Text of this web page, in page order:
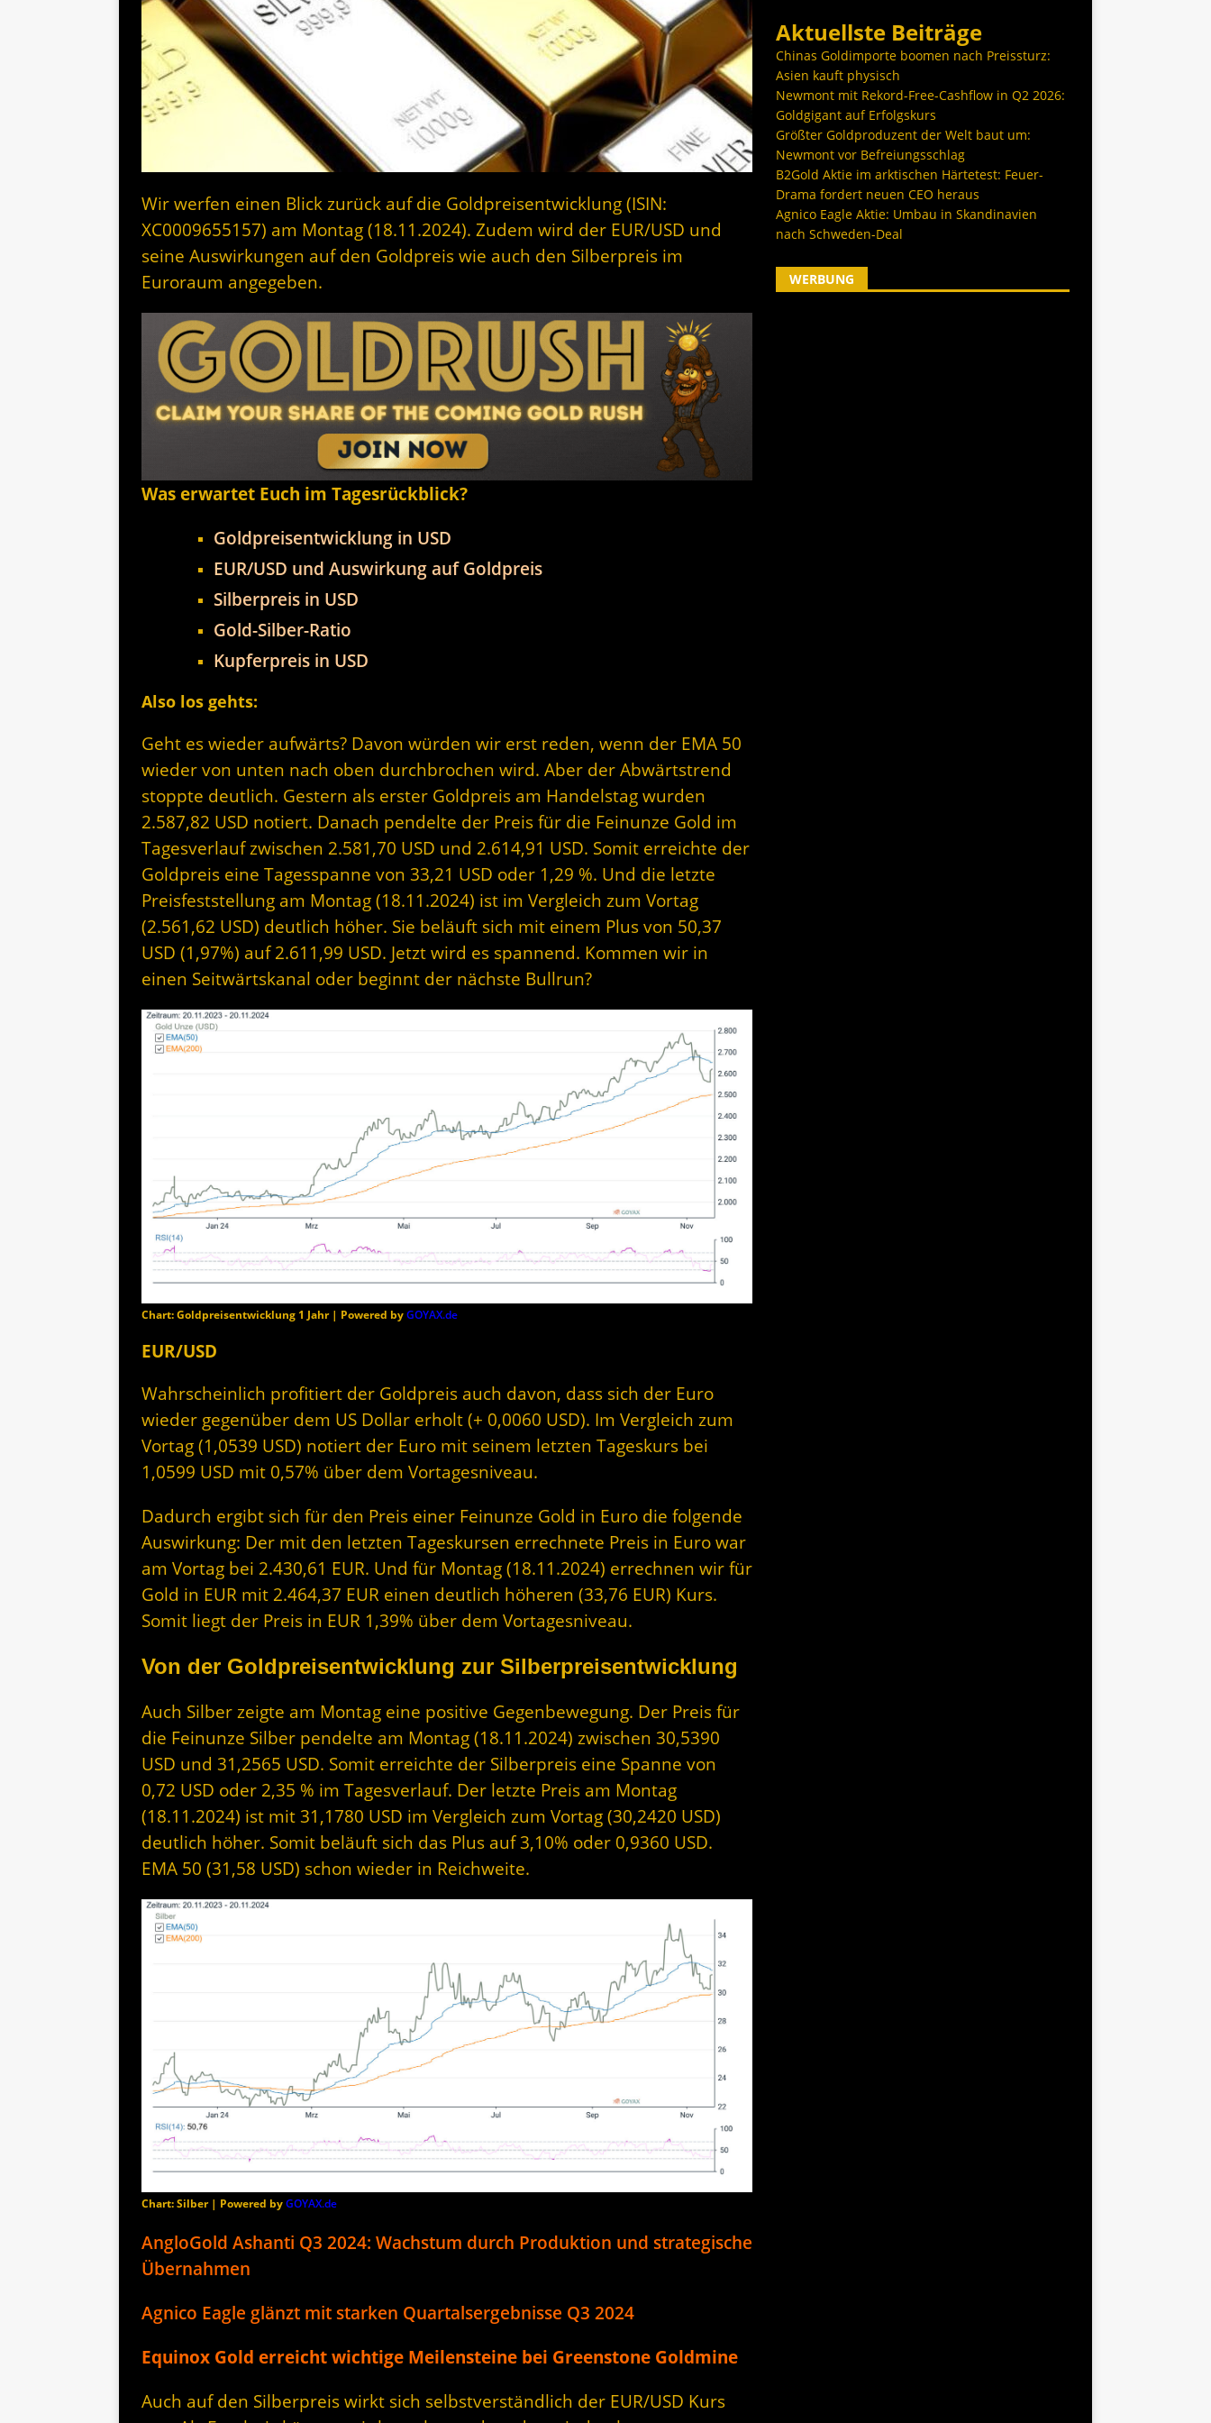
Wir werfen einen Blick zurück auf die Goldpreisentwicklung (ISIN:
XC0009655157) am Montag (18.11.2024). Zudem wird der EUR/USD und
seine Auswirkungen auf den Goldpreis wie auch den Silberpreis im
Euroraum angegeben.
Was erwartet Euch im Tagesrückblick?
Goldpreisentwicklung in USD
EUR/USD und Auswirkung auf Goldpreis
Silberpreis in USD
Gold-Silber-Ratio
Kupferpreis in USD
Also los gehts:
Geht es wieder aufwärts? Davon würden wir erst reden, wenn der EMA 50
wieder von unten nach oben durchbrochen wird. Aber der Abwärtstrend
stoppte deutlich. Gestern als erster Goldpreis am Handelstag wurden
2.587,82 USD notiert. Danach pendelte der Preis für die Feinunze Gold im
Tagesverlauf zwischen 2.581,70 USD und 2.614,91 USD. Somit erreichte der
Goldpreis eine Tagesspanne von 33,21 USD oder 1,29 %. Und die letzte
Preisfeststellung am Montag (18.11.2024) ist im Vergleich zum Vortag
(2.561,62 USD) deutlich höher. Sie beläuft sich mit einem Plus von 50,37
USD (1,97%) auf 2.611,99 USD. Jetzt wird es spannend. Kommen wir in
einen Seitwärtskanal oder beginnt der nächste Bullrun?
Chart: Goldpreisentwicklung 1 Jahr | Powered byGOYAX.de
EUR/USD
Wahrscheinlich profitiert der Goldpreis auch davon, dass sich der Euro
wieder gegenüber dem US Dollar erholt (+ 0,0060 USD). Im Vergleich zum
Vortag (1,0539 USD) notiert der Euro mit seinem letzten Tageskurs bei
1,0599 USD mit 0,57% über dem Vortagesniveau.
Dadurch ergibt sich für den Preis einer Feinunze Gold in Euro die folgende
Auswirkung: Der mit den letzten Tageskursen errechnete Preis in Euro war
am Vortag bei 2.430,61 EUR. Und für Montag (18.11.2024) errechnen wir für
Gold in EUR mit 2.464,37 EUR einen deutlich höheren (33,76 EUR) Kurs.
Somit liegt der Preis in EUR 1,39% über dem Vortagesniveau.
Von der Goldpreisentwicklung zur Silberpreisentwicklung
Auch Silber zeigte am Montag eine positive Gegenbewegung. Der Preis für
die Feinunze Silber pendelte am Montag (18.11.2024) zwischen 30,5390
USD und 31,2565 USD. Somit erreichte der Silberpreis eine Spanne von
0,72 USD oder 2,35 % im Tagesverlauf. Der letzte Preis am Montag
(18.11.2024) ist mit 31,1780 USD im Vergleich zum Vortag (30,2420 USD)
deutlich höher. Somit beläuft sich das Plus auf 3,10% oder 0,9360 USD.
EMA 50 (31,58 USD) schon wieder in Reichweite.
Chart: Silber | Powered byGOYAX.de
AngloGold Ashanti Q3 2024: Wachstum durch Produktion und strategische
Übernahmen
Agnico Eagle glänzt mit starken Quartalsergebnisse Q3 2024
Equinox Gold erreicht wichtige Meilensteine bei Greenstone Goldmine
Auch auf den Silberpreis wirkt sich selbstverständlich der EUR/USD Kurs
Aktuellste Beiträge
Chinas Goldimporte boomen nach Preissturz:
Asien kauft physisch
Newmont mit Rekord-Free-Cashflow in Q2 2026:
Goldgigant auf Erfolgskurs
Größter Goldproduzent der Welt baut um:
Newmont vor Befreiungsschlag
B2Gold Aktie im arktischen Härtetest: Feuer-
Drama fordert neuen CEO heraus
Agnico Eagle Aktie: Umbau in Skandinavien
nach Schweden-Deal
WERBUNG